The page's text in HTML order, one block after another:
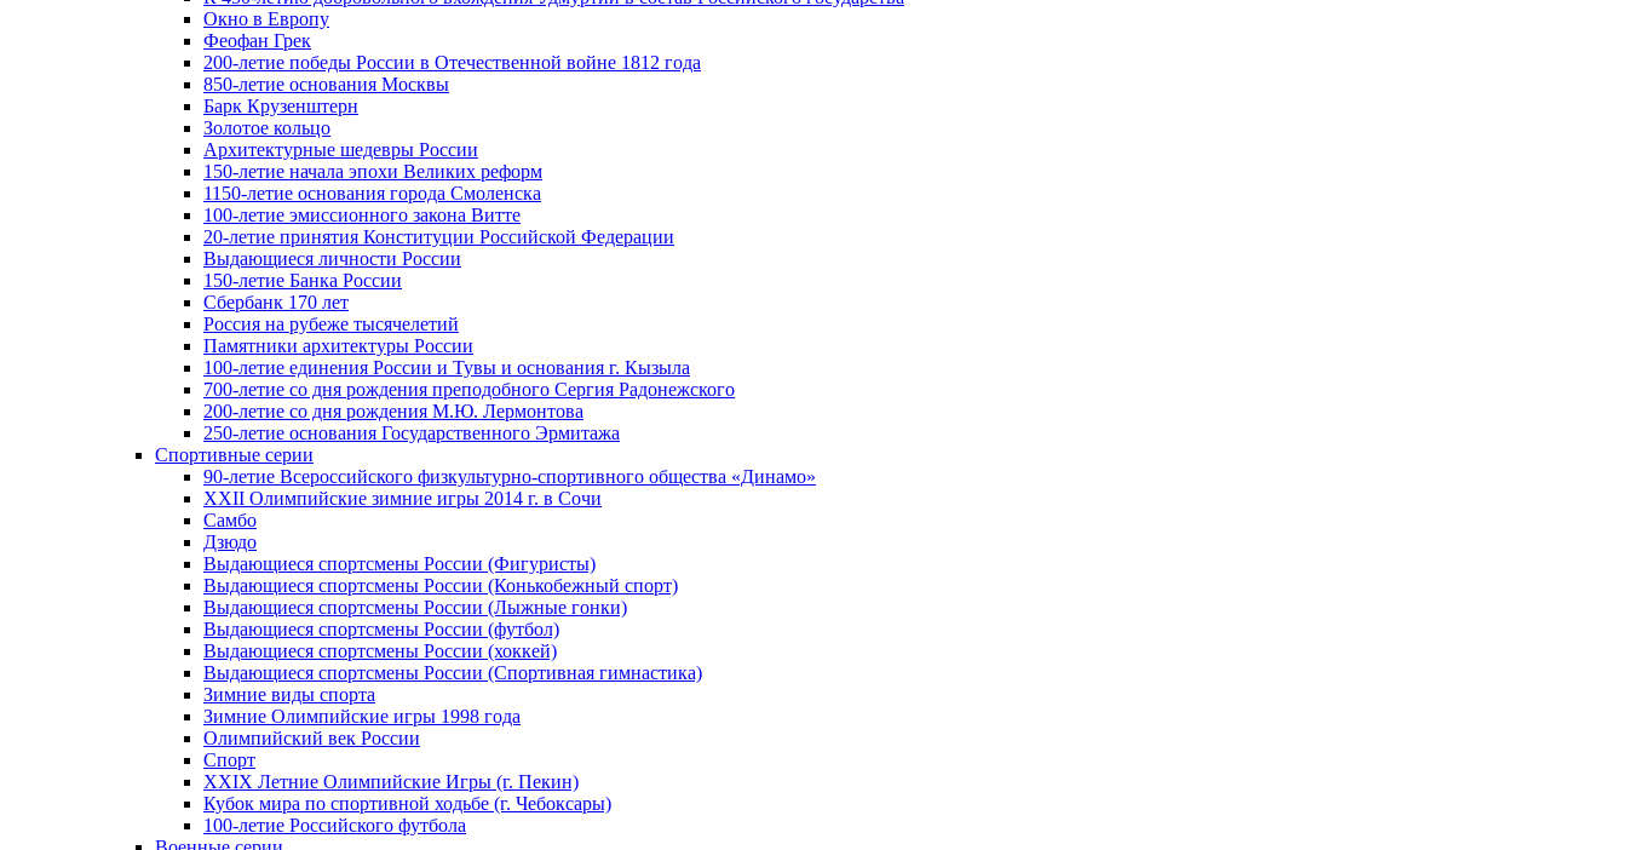
Окно в Европу
Феофан Грек
200-летие победы России в Отечественной войне 1812 года
850-летие основания Москвы
Барк Крузенштерн
Золотое кольцо
Архитектурные шедевры России
150-летие начала эпохи Великих реформ
1150-летие основания города Смоленска
100-летие эмиссионного закона Витте
20-летие принятия Конституции Российской Федерации
Выдающиеся личности России
150-летие Банка России
Сбербанк 170 лет
Россия на рубеже тысячелетий
Памятники архитектуры России
100-летие единения России и Тувы и основания г. Кызыла
700-летие со дня рождения преподобного Сергия Радонежского
200-летие со дня рождения М.Ю. Лермонтова
250-летие основания Государственного Эрмитажа
Спортивные серии
90-летие Всероссийского физкультурно-спортивного общества «Динамо»
XXII Олимпийские зимние игры 2014 г. в Сочи
Самбо
Дзюдо
Выдающиеся спортсмены России (Фигуристы)
Выдающиеся спортсмены России (Конькобежный спорт)
Выдающиеся спортсмены России (Лыжные гонки)
Выдающиеся спортсмены России (футбол)
Выдающиеся спортсмены России (хоккей)
Выдающиеся спортсмены России (Спортивная гимнастика)
Зимние виды спорта
Зимние Олимпийские игры 1998 года
Олимпийский век России
Спорт
XXIX Летние Олимпийские Игры (г. Пекин)
Кубок мира по спортивной ходьбе (г. Чебоксары)
100-летие Российского футбола